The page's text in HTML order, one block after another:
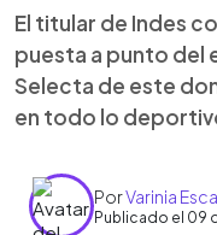
El titular de Indes
puesta a punto del
Selecta de este
en todo lo
PorVarinia
Publicado el 09